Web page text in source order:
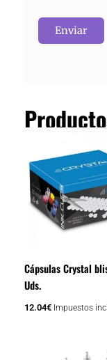
Cápsulas Crystal
Uds.
12.04€ Impuestos